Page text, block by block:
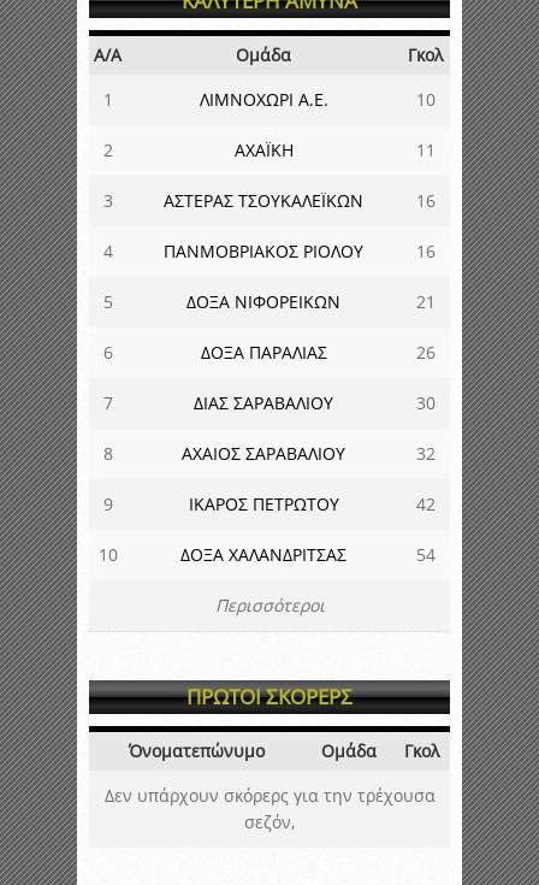
Α/Α Ομάδα
Γκολ
1
ΛΙΜΝΟΧΩΡΙ Α.Ε. 10
2 ΑΧΑΪΚΗ 11
3 ΑΣΤΕΡΑΣ ΤΣΟΥΚΑΛΕΪΚΩΝ 16
4 ΠΑΝΜΟΒΡΙΑΚΟΣ ΡΙΟΛΟΥ 16
5 ΔΟΞΑ ΝΙΦΟΡΕΙΚΩΝ 21
6 ΔΟΞΑ ΠΑΡΑΛΙΑΣ 26
7 ΔΙΑΣ ΣΑΡΑΒΑΛΙΟΥ 30
8 ΑΧΑΙΟΣ ΣΑΡΑΒΑΛΙΟΥ 32
9 ΙΚΑΡΟΣ ΠΕΤΡΩΤΟΥ 42
10 ΔΟΞΑ ΧΑΛΑΝΔΡΙΤΣΑΣ 54
Περισσότεροι
ΠΡΩΤΟΙ ΣΚΟΡΕΡΣ
Όνοματεπώνυμο Ομάδα
Γκολ
Δεν υπάρχουν σκόρερς για την τρέχουσα
σεζόν,